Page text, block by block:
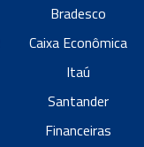
Bradesco
Caixa Econômica
Itaú
Santander
Financeiras